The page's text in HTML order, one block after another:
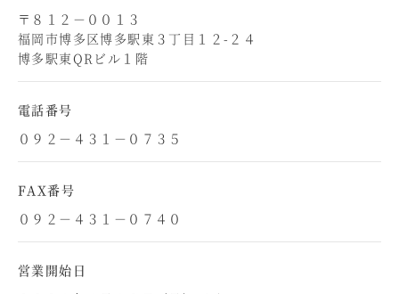
〒８１２－００１３
福岡市博多区博多駅東３丁目１２-２４
博多駅東QRビル１階
電話番号
０９２－４３１－０７３５
FAX番号
０９２－４３１－０７４０
営業開始日